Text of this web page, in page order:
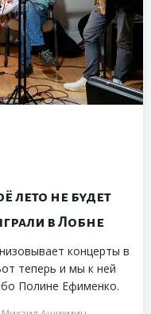
лето не будет
в Лобне
концерты в
теперь и мы к ней
Полине Ефименко.